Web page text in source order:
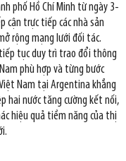
phố Hồ Chí Minh từ ngày 3-
cận trực tiếp các nhà sản
rộng mạng lưới đối tác.
tục duy trì trao đổi thông
phù hợp và từng bước
Nam tại Argentina khẳng
hai nước tăng cường kết nối,
hiệu quả tiềm năng của thị